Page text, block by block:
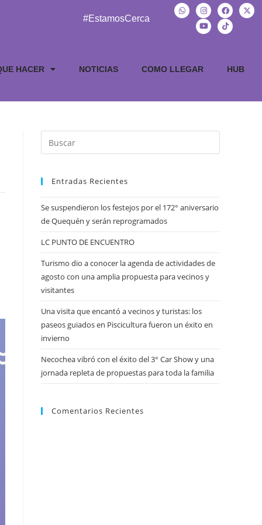
#EstamosCerca
HACER NOTICIAS COMO LLEGAR HUB
Entradas Recientes
Se suspendieron los festejos por el 172° aniversario
de Quequén y serán reprogramados
LC PUNTO DE ENCUENTRO
Turismo dio a conocer la agenda de actividades de
agosto con una amplia propuesta para vecinos y
visitantes
Una visita que encantó a vecinos y turistas: los
paseos guiados en Piscicultura fueron un éxito en
invierno
Necochea vibró con el éxito del 3° Car Show y una
jornada repleta de propuestas para toda la familia
Comentarios Recientes